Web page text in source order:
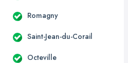
Romagny
Saint-Jean-du-Corail
Octeville